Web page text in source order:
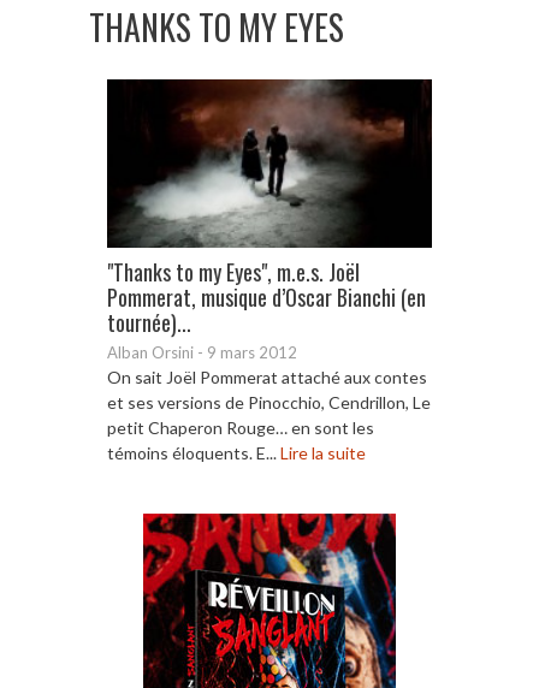
THANKS TO MY EYES
"Thanks to my Eyes", m.e.s. Joël
Pommerat, musique d’Oscar Bianchi (en
tournée)...
Alban Orsini - 9 mars 2012
On sait Joël Pommerat attaché aux contes
et ses versions de Pinocchio, Cendrillon, Le
petit Chaperon Rouge… en sont les
témoins éloquents. E...Lire la suite